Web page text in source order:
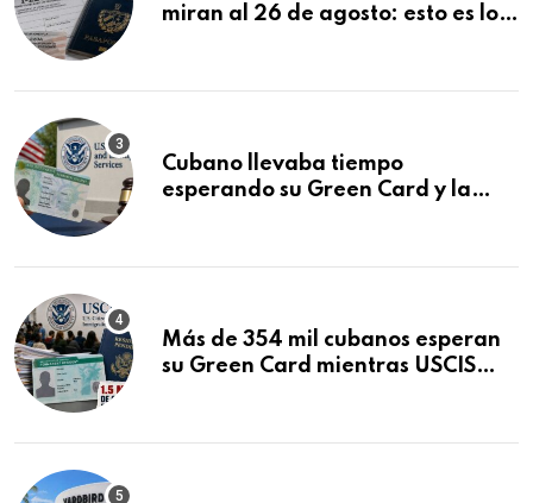
miran al 26 de agosto: esto es lo
Cubano llevaba tiempo
esperando su Green Card y la
Más de 354 mil cubanos esperan
su Green Card mientras USCIS